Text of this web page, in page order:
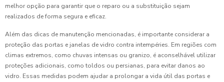
melhor opção para garantir que o reparo ou a substituição sejam
realizados de forma segura e eficaz.
Além das dicas de manutenção mencionadas, é importante considerar a
proteção das portas e janelas de vidro contra intempéries. Em regiões com
climas extremos, como chuvas intensas ou granizo, é aconselhável utilizar
proteções adicionais, como toldos ou persianas, para evitar danos ao
vidro. Essas medidas podem ajudar a prolongar a vida útil das portas e